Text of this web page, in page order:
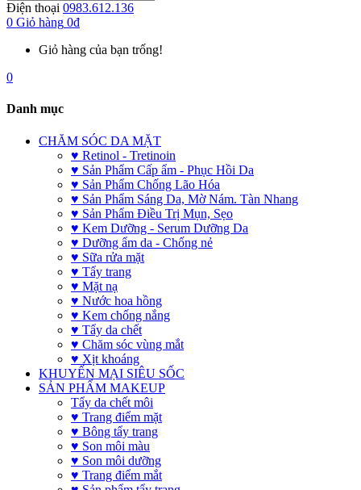
Điện thoại 0983.612.136
0 Giỏ hàng 0đ
Giỏ hàng của bạn trống!
0
Danh mục
CHĂM SÓC DA MẶT
♥ Retinol - Tretinoin
♥ Sản Phẩm Cấp ẩm - Phục Hồi Da
♥ Sản Phẩm Chống Lão Hóa
♥ Sản Phẩm Sáng Da, Mờ Nám. Tàn Nhang
♥ Sản Phẩm Điều Trị Mụn, Sẹo
♥ Kem Dưỡng - Serum Dưỡng Da
♥ Dưỡng ẩm da - Chống nẻ
♥ Sữa rửa mặt
♥ Tẩy trang
♥ Mặt nạ
♥ Nước hoa hồng
♥ Kem chống nắng
♥ Tẩy da chết
♥ Chăm sóc vùng mắt
♥ Xịt khoáng
KHUYẾN MẠI SIÊU SỐC
SẢN PHẨM MAKEUP
Tẩy da chết môi
♥ Trang điểm mặt
♥ Bông tẩy trang
♥ Son môi màu
♥ Son môi dưỡng
♥ Trang điểm mắt